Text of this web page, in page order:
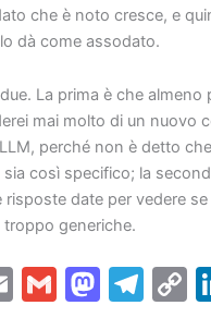
che è noto cresce, e
dà come assodato.
La prima è che almeno
mai molto di un nuovo
LLM, perché non è detto
così specifico; la
risposte date per vedere
generiche.
E G M T C